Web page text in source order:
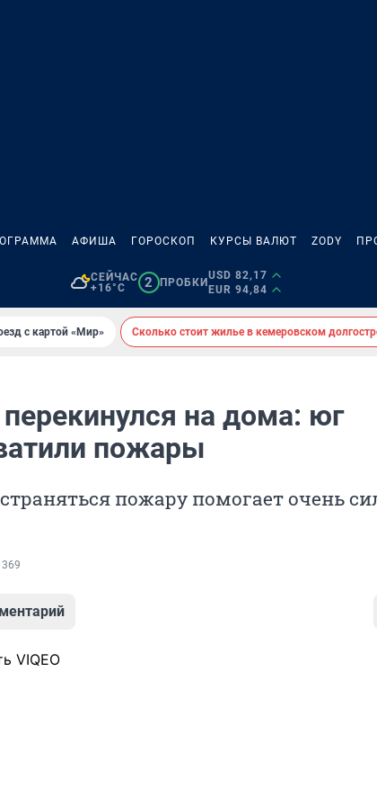
АФИША ГОРОСКОП КУРСЫ ВАЛЮТ ZODY
СЕЙЧАС
+16°C
2 ПРОБКИ
USD 82,17
EUR 94,84
с картой «Мир» Сколько стоит жилье в кемеровском
на дома: юг
пожары
пожару помогает очень
369
VIQEO